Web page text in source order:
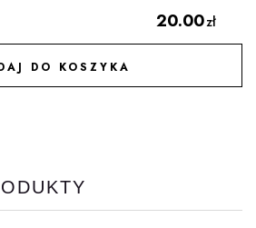
20.00zł
DO KOSZYKA
DO ULUBIONYCH